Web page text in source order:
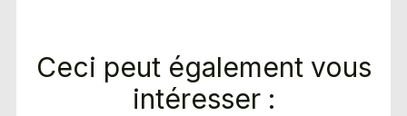
Ceci peut également vous
intéresser :